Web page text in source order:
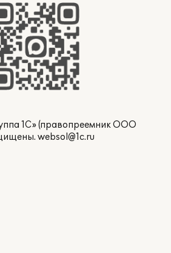
1С» (правопреемник ООО
websol@1c.ru